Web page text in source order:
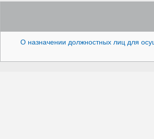
О назначении должностных лиц для